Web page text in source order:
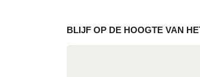
BLIJF OP DE HOOGTE VAN